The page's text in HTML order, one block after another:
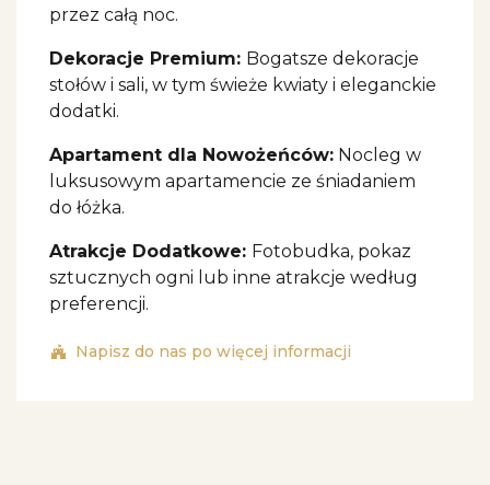
przez całą noc.
Dekoracje Premium: Bogatsze dekoracje
stołów i sali, w tym świeże kwiaty i eleganckie
dodatki.
Apartament dla Nowożeńców: Nocleg w
luksusowym apartamencie ze śniadaniem
do łóżka.
Atrakcje Dodatkowe: Fotobudka, pokaz
sztucznych ogni lub inne atrakcje według
preferencji.
Napisz do nas po więcej informacji